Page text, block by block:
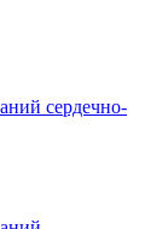
сердечно-